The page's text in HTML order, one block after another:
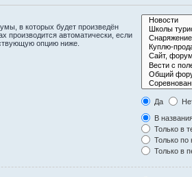
в которых будет произведён
производится автоматически, если
опцию ниже.
Да
В
Только в
Только по
Только в